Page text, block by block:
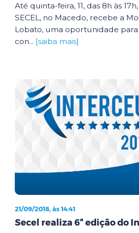
Até quinta-feira, 11, das 8h às
SECEL, no Macedo, recebe a
Lobato, uma oportunidade
con... [saiba mais]
21/09/2018, às 14:41
Secel realiza 6ª edição do